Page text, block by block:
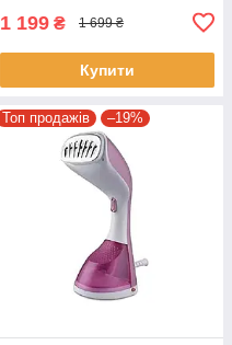
1 199 ₴ 1 699 ₴
Купити
Топ продажів –19%